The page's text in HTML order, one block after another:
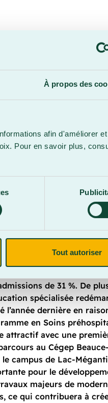
À propos des
afin d'améliorer et
Pour en savoir plus,
Tout autoriser
de Lac-
de Lac-Mégantic
avec 192
de Sciences
de 31 %. De
spécialisée
l’année dernière en
en Soins
attractif avec une
au Cégep
le campus de Lac-
pour le
majeurs de
ce qui contribuera à